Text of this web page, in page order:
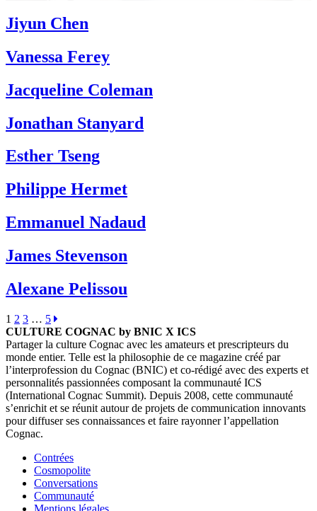
Jiyun Chen
Vanessa Ferey
Jacqueline Coleman
Jonathan Stanyard
Esther Tseng
Philippe Hermet
Emmanuel Nadaud
James Stevenson
Alexane Pelissou
1 2 3 … 5
CULTURE COGNAC by BNIC X ICS
Partager la culture Cognac avec les amateurs et prescripteurs du
monde entier. Telle est la philosophie de ce magazine créé par
l’interprofession du Cognac (BNIC) et co-rédigé avec des experts et
personnalités passionnées composant la communauté ICS
(International Cognac Summit). Depuis 2008, cette communauté
s’enrichit et se réunit autour de projets de communication innovants
pour diffuser ses connaissances et faire rayonner l’appellation
Cognac.
Contrées
Cosmopolite
Conversations
Communauté
Mentions légales